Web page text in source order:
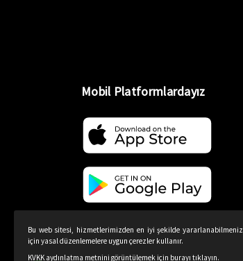
Mobil Platformlardayız
Bu web sitesi, hizmetlerimizden en iyi şekilde yararlanabilmeniz
için yasal düzenlemelere uygun çerezler kullanır.
KVKK aydınlatma metnini görüntülemek için burayı tıklayın.